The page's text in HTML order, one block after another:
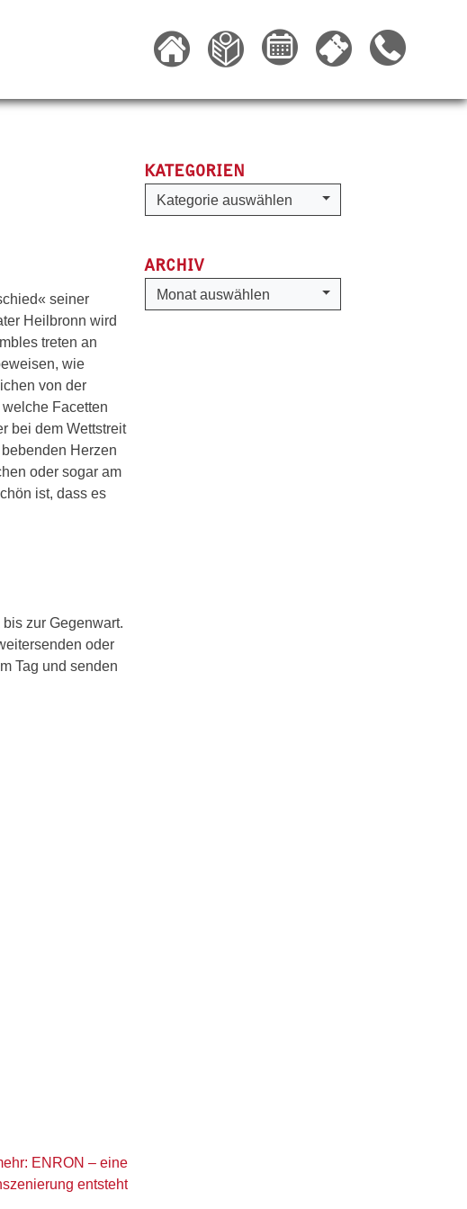
seiner
Heilbronn wird
treten an
wie
von der
Facetten
bei dem Wettstreit
Herzen
oder sogar am
ist, dass es
zur Gegenwart.
oder
Tag und senden
ENRON – eine
entsteht
KATEGORIEN
Kategorien
Kategorie auswählen
ARCHIV
Archiv
Monat auswählen